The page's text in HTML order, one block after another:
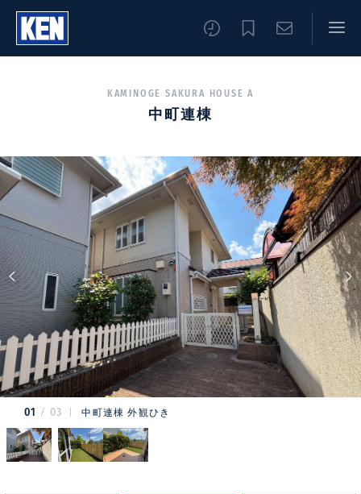
KAMINOGE SAKURA HOUSE A
中町連棟
01 03 中町連棟 外観ひき